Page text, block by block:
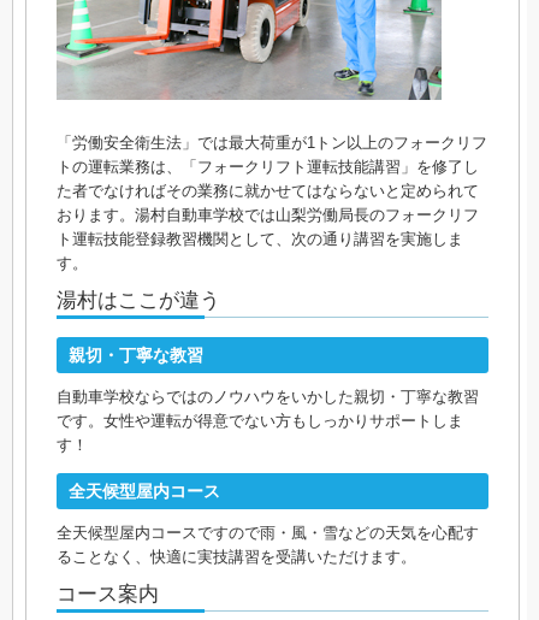
「労働安全衛生法」では最大荷重が1トン以上のフォークリフ
トの運転業務は、「フォークリフト運転技能講習」を修了し
た者でなければその業務に就かせてはならないと定められて
おります。湯村自動車学校では山梨労働局長のフォークリフ
ト運転技能登録教習機関として、次の通り講習を実施しま
す。
湯村はここが違う
親切・丁寧な教習
自動車学校ならではのノウハウをいかした親切・丁寧な教習
です。女性や運転が得意でない方もしっかりサポートしま
す！
全天候型屋内コース
全天候型屋内コースですので雨・風・雪などの天気を心配す
ることなく、快適に実技講習を受講いただけます。
コース案内